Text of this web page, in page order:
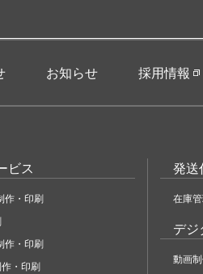
お知らせ 採用情報
ビス
作・印刷
作・印刷
・印刷
発送
在庫
デジ
動画